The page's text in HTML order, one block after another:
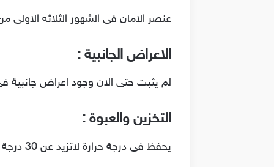
عنصر الامان فى الشهور الثلاثه
الاعراض الجانبية :
لم يثبت حتى الان وجود اعراض جانبية
التخزين والعبوة :
يحفظ فى درجة حرارة لاتزيد عن 30 درجة مئوية